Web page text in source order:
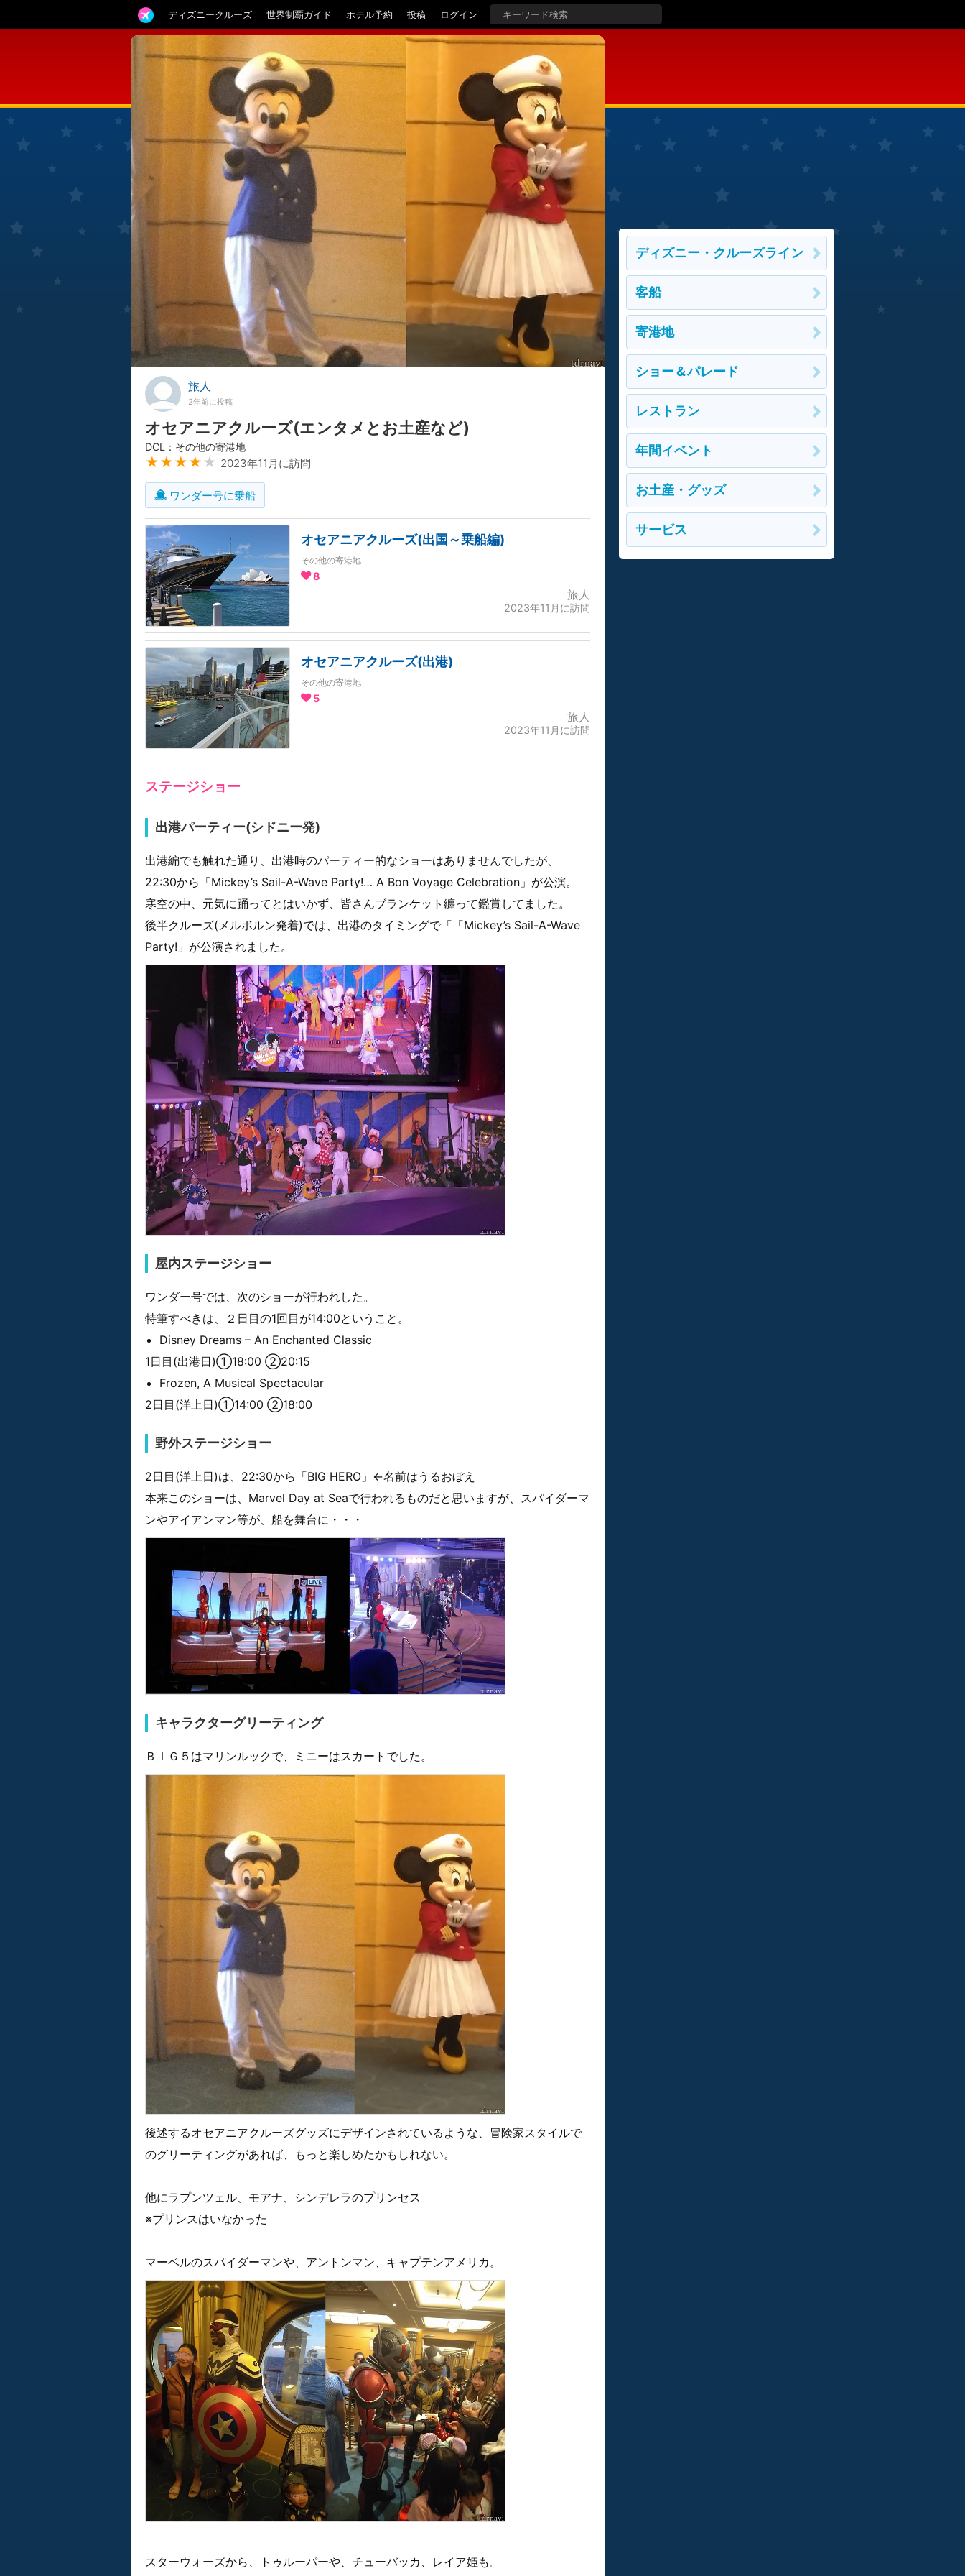
ディズニークルーズ 世界制覇ガイド ホテル予約 投稿 ログイン
旅人
2年前に投稿
オセアニアクルーズ(エンタメとお土産など)
DCL：その他の寄港地
★★★★ ★ 2023年11月に訪問
ワンダー号に乗船
オセアニアクルーズ(出国～乗船編)
その他の寄港地
8
旅人
2023年11月に訪問
オセアニアクルーズ(出港)
その他の寄港地
5
旅人
2023年11月に訪問
ステージショー
出港パーティー(シドニー発)
出港編でも触れた通り、出港時のパーティー的なショーはありませんでしたが、
22:30から「Mickey’s Sail-A-Wave Party!… A Bon Voyage Celebration」が公演。
寒空の中、元気に踊ってとはいかず、皆さんブランケット纏って鑑賞してました。
後半クルーズ(メルボルン発着)では、出港のタイミングで「「Mickey’s Sail-A-Wave
Party!」が公演されました。
屋内ステージショー
ワンダー号では、次のショーが行われした。
特筆すべきは、２日目の1回目が14:00ということ。
Disney Dreams – An Enchanted Classic
1日目(出港日)①18:00 ②20:15
Frozen, A Musical Spectacular
2日目(洋上日)①14:00 ②18:00
野外ステージショー
2日目(洋上日)は、22:30から「BIG HERO」←名前はうるおぼえ
本来このショーは、Marvel Day at Seaで行われるものだと思いますが、スパイダーマ
ンやアイアンマン等が、船を舞台に・・・
キャラクターグリーティング
ＢＩＧ５はマリンルックで、ミニーはスカートでした。
後述するオセアニアクルーズグッズにデザインされているような、冒険家スタイルで
のグリーティングがあれば、もっと楽しめたかもしれない。
他にラプンツェル、モアナ、シンデレラのプリンセス
※プリンスはいなかった
マーベルのスパイダーマンや、アントンマン、キャプテンアメリカ。
スターウォーズから、トゥルーパーや、チューバッカ、レイア姫も。
ディズニー・クルーズライン
客船
寄港地
ショー＆パレード
レストラン
年間イベント
お土産・グッズ
サービス